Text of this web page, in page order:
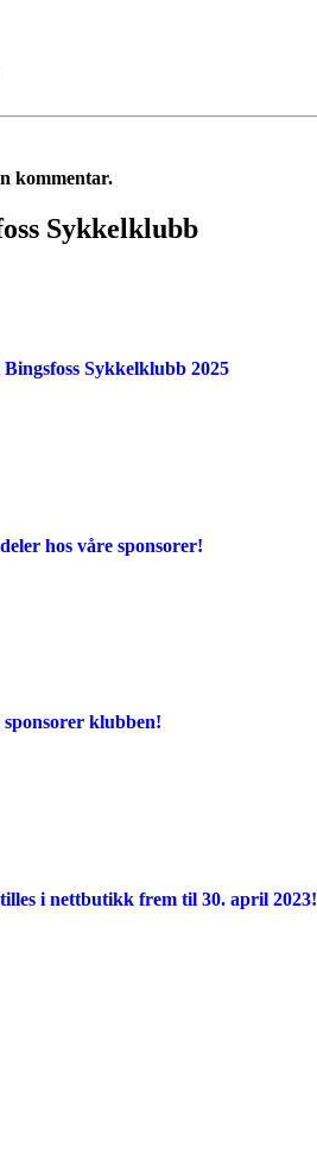
kommentar.
Sykkelklubb
Sykkelklubb 2025
hos våre sponsorer!
klubben!
i nettbutikk frem til 30. april 2023!